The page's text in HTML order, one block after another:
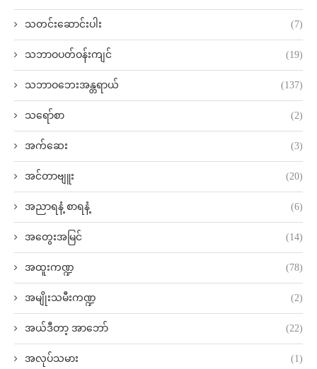
သတင်းဆောင်းပါး (7)
သဘာဝပတ်ဝန်းကျင် (19)
သဘာဝဘေးအန္တရာယ် (137)
သရော်စာ (2)
အက်ဆေး (3)
အင်တာဗျူး (20)
အညာရနံ့ စာရနံ့ (6)
အတွေးအမြင် (14)
အထူးကဏ္ဍ (78)
အမျိုးသမီးကဏ္ဍ (2)
အယ်ဒီတာ့ အာဘော် (22)
အလုပ်သမား (1)